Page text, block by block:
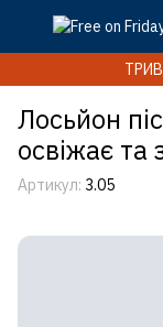
Лосьйон
освіжає та
Артикул: 3.05